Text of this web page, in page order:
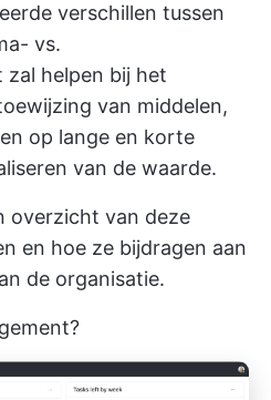
verschillen tussen
vs.
helpen bij het
van middelen,
op lange en korte
van de waarde.
overzicht van deze
en hoe ze bijdragen aan
de organisatie.